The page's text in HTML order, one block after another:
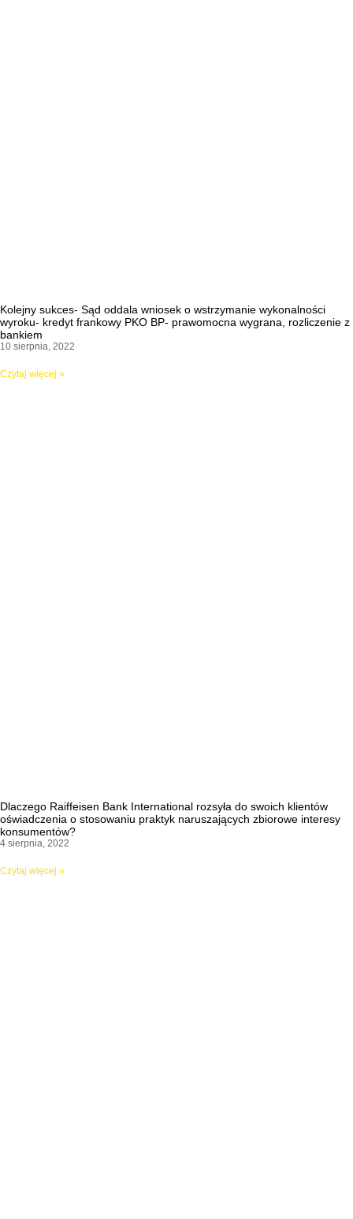
Kolejny sukces- Sąd oddala wniosek o wstrzymanie wykonalności
wyroku- kredyt frankowy PKO BP- prawomocna wygrana, rozliczenie z
bankiem
10 sierpnia, 2022
Czytaj więcej »
Dlaczego Raiffeisen Bank International rozsyła do swoich klientów
oświadczenia o stosowaniu praktyk naruszających zbiorowe interesy
konsumentów?
4 sierpnia, 2022
Czytaj więcej »